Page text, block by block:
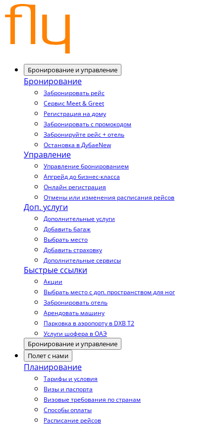
Бронирование и управление
Бронирование
Забронировать рейс
Сервис Meet & Greet
Регистрация на дому
Забронировать с промокодом
Забронируйте рейс + отель
Остановка в ДубаеNew
Управление
Управление бронированием
Апгрейд до бизнес-класса
Онлайн регистрация
Отмены или изменения расписания рейсов
Доп. услуги
Дополнительные услуги
Добавить багаж
Выбрать место
Добавить страховку
Дополнительные сервисы
Быстрые ссылки
Акции
Выбрать место с доп. пространством для ног
Забронировать отель
Арендовать машину
Парковка в аэропорту в DXB T2
Услуги шофера в ОАЭ
Бронирование и управление
Полет с нами
Планирование
Тарифы и условия
Визы и паспорта
Визовые требования по странам
Способы оплаты
Расписание рейсов